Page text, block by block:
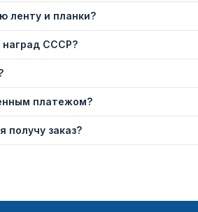
ленту и планки?
наград СССР?
платежом?
получу заказ?